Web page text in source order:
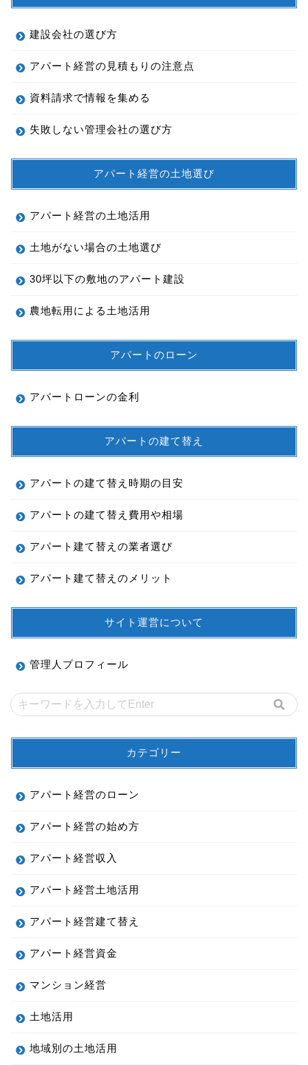
建設会社の選び方
アパート経営の見積もりの注意点
資料請求で情報を集める
失敗しない管理会社の選び方
アパート経営の土地選び
アパート経営の土地活用
土地がない場合の土地選び
30坪以下の敷地のアパート建設
農地転用による土地活用
アパートのローン
アパートローンの金利
アパートの建て替え
アパートの建て替え時期の目安
アパートの建て替え費用や相場
アパート建て替えの業者選び
アパート建て替えのメリット
サイト運営について
管理人プロフィール
カテゴリー
アパート経営のローン
アパート経営の始め方
アパート経営収入
アパート経営土地活用
アパート経営建て替え
アパート経営資金
マンション経営
土地活用
地域別の土地活用